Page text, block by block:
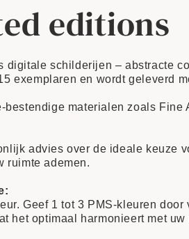
editions
schilderijen – abstracte
exemplaren en wordt geleverd
materialen zoals
advies over de ideale keuze
ruimte ademen.
Geef 1 tot 3 PMS-kleuren
het optimaal harmonieert met uw